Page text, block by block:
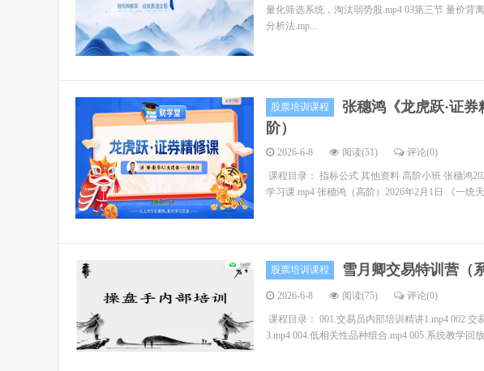
量化筛选系统，淘汰弱势股.mp4 03第三节 量价背
分析法.mp...
股票培训课程
张穗鸿《龙虎跃·证
阶）
2026-6-8 阅读(51) 评论(0)
课程目录： 指标公式 其他资料 高阶小班 张穗鸿
学习课.mp4 张穗鸿（高阶）2026年2月1日 《一统
股票培训课程 雪月卿交易特训营（
2026-6-8 阅读(75) 评论(0)
课程目录： 001.交易员内部培训精讲1.mp4 002.
3.mp4 004.低相关性品种组合.mp4 005.系统教学回